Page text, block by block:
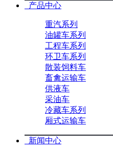
产品中心
重汽系列
油罐车系列
工程车系列
环卫车系列
散装饲料车
畜禽运输车
供液车
采油车
冷藏车系列
厢式运输车
新闻中心